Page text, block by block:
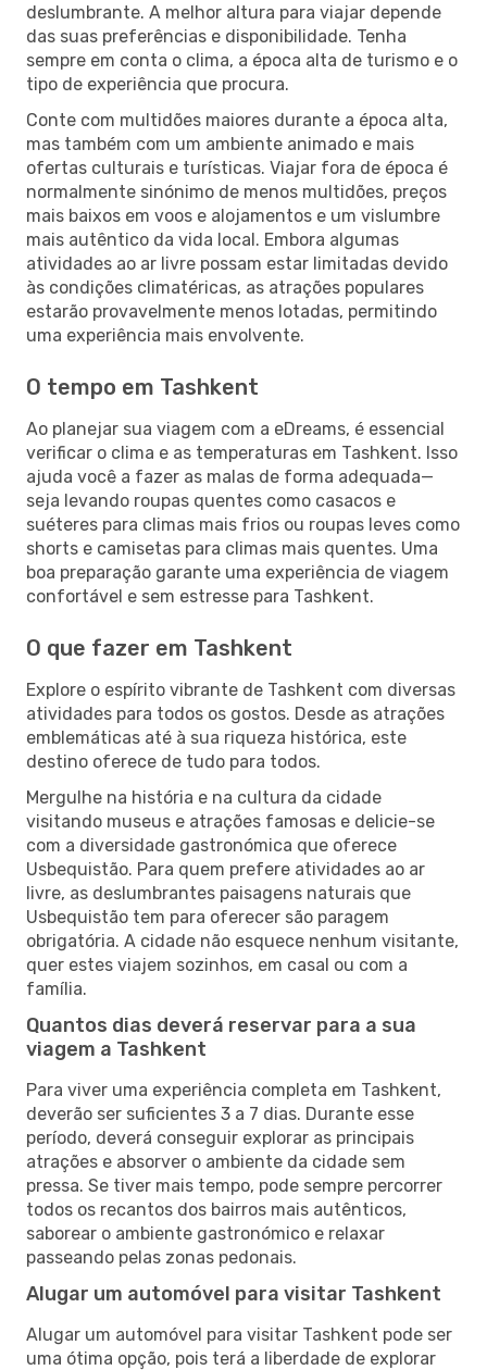
deslumbrante. A melhor altura para viajar depende
das suas preferências e disponibilidade. Tenha
sempre em conta o clima, a época alta de turismo e o
tipo de experiência que procura.
Conte com multidões maiores durante a época alta,
mas também com um ambiente animado e mais
ofertas culturais e turísticas. Viajar fora de época é
normalmente sinónimo de menos multidões, preços
mais baixos em voos e alojamentos e um vislumbre
mais autêntico da vida local. Embora algumas
atividades ao ar livre possam estar limitadas devido
às condições climatéricas, as atrações populares
estarão provavelmente menos lotadas, permitindo
uma experiência mais envolvente.
O tempo em Tashkent
Ao planejar sua viagem com a eDreams, é essencial
verificar o clima e as temperaturas em Tashkent. Isso
ajuda você a fazer as malas de forma adequada—
seja levando roupas quentes como casacos e
suéteres para climas mais frios ou roupas leves como
shorts e camisetas para climas mais quentes. Uma
boa preparação garante uma experiência de viagem
confortável e sem estresse para Tashkent.
O que fazer em Tashkent
Explore o espírito vibrante de Tashkent com diversas
atividades para todos os gostos. Desde as atrações
emblemáticas até à sua riqueza histórica, este
destino oferece de tudo para todos.
Mergulhe na história e na cultura da cidade
visitando museus e atrações famosas e delicie-se
com a diversidade gastronómica que oferece
Usbequistão. Para quem prefere atividades ao ar
livre, as deslumbrantes paisagens naturais que
Usbequistão tem para oferecer são paragem
obrigatória. A cidade não esquece nenhum visitante,
quer estes viajem sozinhos, em casal ou com a
família.
Quantos dias deverá reservar para a sua
viagem a Tashkent
Para viver uma experiência completa em Tashkent,
deverão ser suficientes 3 a 7 dias. Durante esse
período, deverá conseguir explorar as principais
atrações e absorver o ambiente da cidade sem
pressa. Se tiver mais tempo, pode sempre percorrer
todos os recantos dos bairros mais autênticos,
saborear o ambiente gastronómico e relaxar
passeando pelas zonas pedonais.
Alugar um automóvel para visitar Tashkent
Alugar um automóvel para visitar Tashkent pode ser
uma ótima opção, pois terá a liberdade de explorar